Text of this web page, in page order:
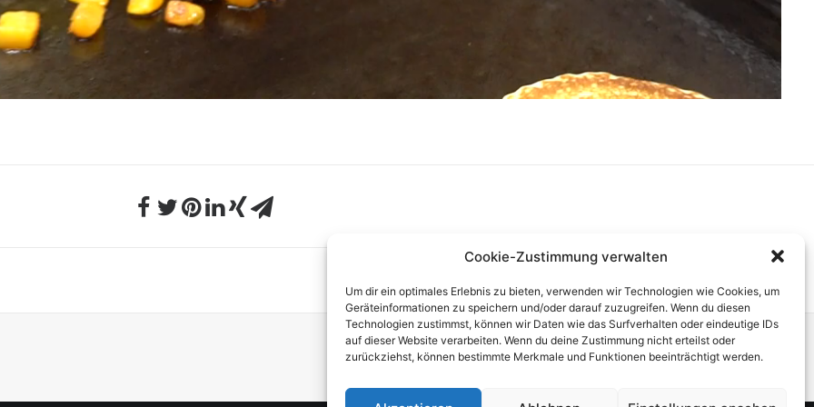
Cookie-Zustimmung verwalten
Um dir ein optimales Erlebnis zu bieten, verwenden wir Technologien wie Cookies, um
Geräteinformationen zu speichern und/oder darauf zuzugreifen. Wenn du diesen
Technologien zustimmst, können wir Daten wie das Surfverhalten oder eindeutige IDs
auf dieser Website verarbeiten. Wenn du deine Zustimmung nicht erteilst oder
zurückziehst, können bestimmte Merkmale und Funktionen beeinträchtigt werden.
Next